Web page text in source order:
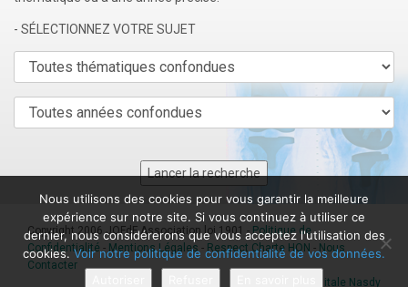
- SÉLECTIONNEZ VOTRE SUJET
Nous utilisons des cookies pour vous garantir la meilleure
expérience sur notre site. Si vous continuez à utiliser ce
dernier, nous considérerons que vous acceptez l'utilisation des
cookies.Voir notre politique de confidentialité de vos données.
Copyright 2006 JOFdF Association loi 1901 -Politique de
Confidentialité - Mentions Légales - Respect Charte HON - Nous
Contacter
Agence digitale Nasdy